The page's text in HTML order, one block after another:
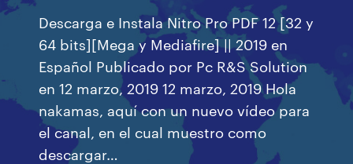
Descarga e Instala Nitro Pro PDF 12 [32 y
64 bits][Mega y Mediafire] || 2019 en
Español Publicado por Pc R&S Solution
en 12 marzo, 2019 12 marzo, 2019 Hola
nakamas, aquí con un nuevo vídeo para
el canal, en el cual muestro como
descargar…